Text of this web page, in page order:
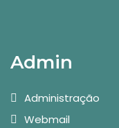
Admin
Administração
Webmail